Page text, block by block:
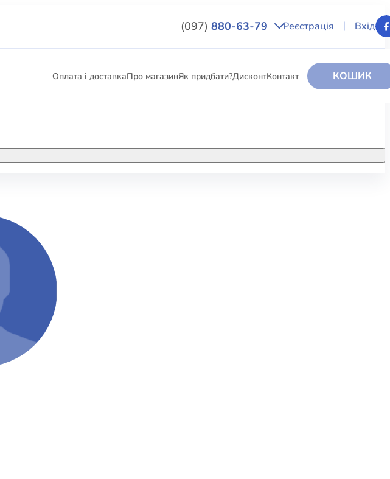
(097) 880-63-79 Реєстрація Вхід
Оплата і доставкаПро магазинЯк придбати?ДисконтКонтакт КОШИК
ЕЛЕКТРОННІ КНИГИ
КНИГА В КОМПЛЕКТІ